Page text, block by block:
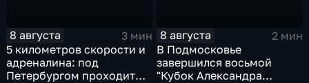
8 августа
3 мин
5 километров скорости и
адреналина: под
Петербургом проходит
8 августа
2 мин
В Подмосковье
завершился восьмой
"Кубок Александра